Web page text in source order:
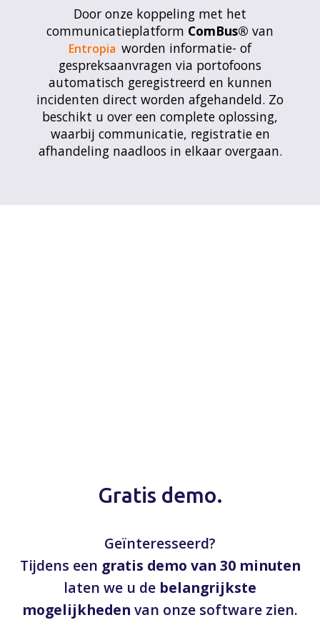
Door onze koppeling met het
communicatieplatform ComBus® van
Entropia worden informatie- of
gespreksaanvragen via portofoons
automatisch geregistreerd en kunnen
incidenten direct worden afgehandeld. Zo
beschikt u over een complete oplossing,
waarbij communicatie, registratie en
afhandeling naadloos in elkaar overgaan.
Gratis demo.
Geïnteresseerd?
Tijdens een gratis demo van 30 minuten
laten we u de belangrijkste
mogelijkheden van onze software zien.